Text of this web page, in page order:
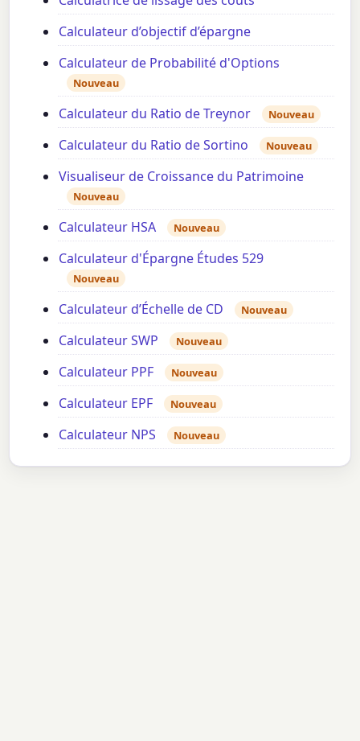
Calculateur d’objectif d’épargne
Calculateur de Probabilité d'Options
Nouveau
Calculateur du Ratio de Treynor Nouveau
Calculateur du Ratio de Sortino Nouveau
Visualiseur de Croissance du Patrimoine
Nouveau
Calculateur HSA Nouveau
Calculateur d'Épargne Études 529
Nouveau
Calculateur d’Échelle de CD Nouveau
Calculateur SWP Nouveau
Calculateur PPF Nouveau
Calculateur EPF Nouveau
Calculateur NPS Nouveau